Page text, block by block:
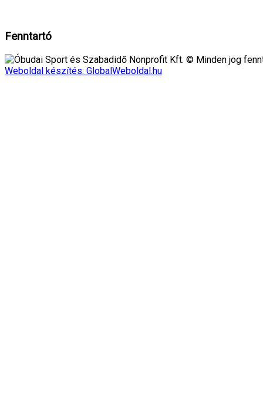
Fenntartó
Óbudai Sport és Szabadidő Nonprofit Kft. © Minden jog
Weboldal készítés: GlobalWeboldal.hu